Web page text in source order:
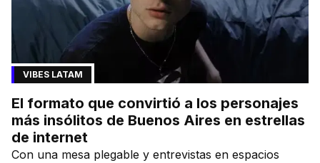
VIBES LATAM
El formato que convirtió a los personajes
más insólitos de Buenos Aires en estrellas
de internet
Con una mesa plegable y entrevistas en espacios